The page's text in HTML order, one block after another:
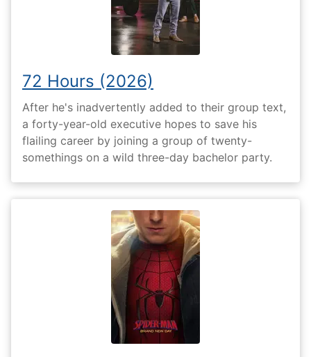
72 Hours (2026)
After he's inadvertently added to their group text,
a forty-year-old executive hopes to save his
flailing career by joining a group of twenty-
somethings on a wild three-day bachelor party.